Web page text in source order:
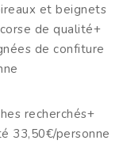
et beignets
de qualité+
de confiture
recherchés+
33,50€/personne